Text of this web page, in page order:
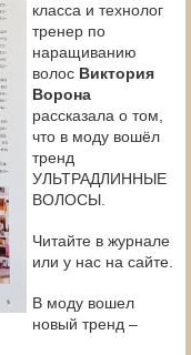
класса и технолог
тренер по
наращиванию
волос Виктория
Ворона
рассказала о том,
что в моду вошёл
тренд
УЛЬТРАДЛИННЫЕ
ВОЛОСЫ.
Читайте в журнале
или у нас на сайте.
В моду вошел
новый тренд –